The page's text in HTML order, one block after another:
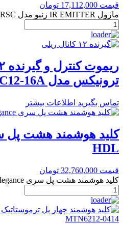
قیمت 17,112,000 تومان
ماژول IR EMITTER زنیو مدل Z1NCL-IRSC عدد
ترونیکس مدل ZC12-16A
تماس بگیرید اطلاعات بیشتر
HDL
قیمت 32,760,000 تومان
کلید هوشمند هشت پل سری iElegance برند HDL عدد